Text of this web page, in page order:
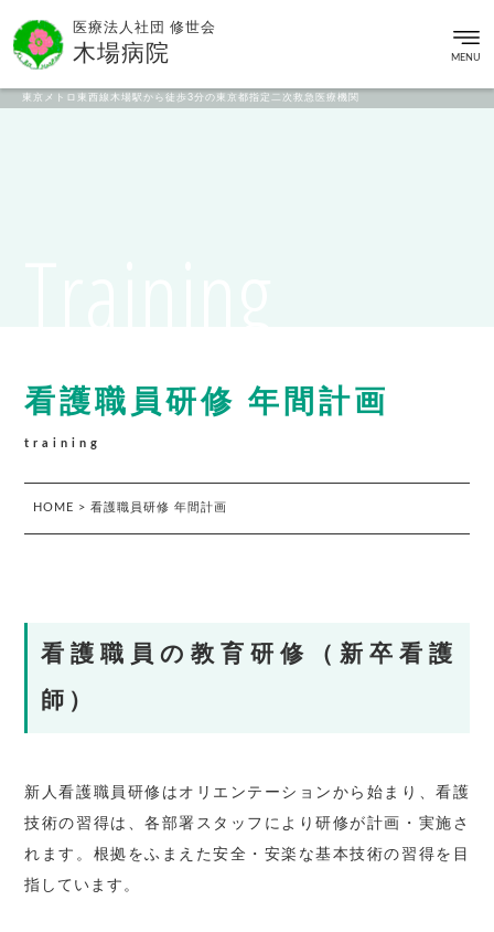
東京メトロ東西線木場駅から徒歩3分の東京都指定二次救急医療機関
医療法人社団 修世会
木場病院 MENU
看護職員研修 年間計画
training
HOME >看護職員研修 年間計画
看護職員の教育研修（新卒看護
師）
新人看護職員研修はオリエンテーションから始まり、看護
技術の習得は、各部署スタッフにより研修が計画・実施さ
れます。根拠をふまえた安全・安楽な基本技術の習得を目
指しています。